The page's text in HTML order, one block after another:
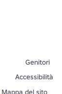
Genitori
Accessibilità
Mappa del sito